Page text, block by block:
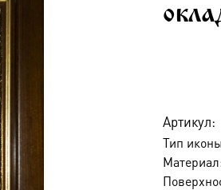
Артикул:
Тип